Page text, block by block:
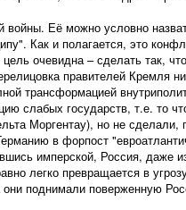
войны. Её можно условно
Как и полагается, это
очевидна – сделать так,
правителей Кремля
трансформацией
слабых государств, т.е. то
Моргентау), но не
в форпост
имперской, Россия, даже
легко превращается в
поднимали поверженную